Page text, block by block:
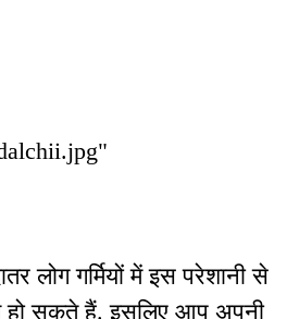
लोग गर्मियों में इस परेशानी से
सकते हैं. इसलिए आप अपनी